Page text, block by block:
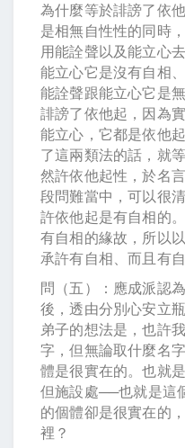
為什麼等於誹謗了依
是相無自性性的同時
用能詮聲以及能立心
能立心它是沒有自相
能詮聲跟能立心它是
誹謗了依他起，因為
能立心，它都是依他
了這兩類法的話，就
然許依他起性，於名
段問難當中，可以很
許依他起是有自相的
有自相的緣故，所以
承許有自相、而且有自
問（五）：應成派認
後，透由分別心安立
弟子的想法是，也許
字，但無論取什麼名
體是很實在的。也就
但施設處──也就是這
的個體卻是很實在的
裡？